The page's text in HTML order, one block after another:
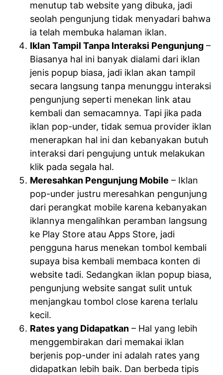
menutup tab website yang dibuka, jadi
seolah pengunjung tidak menyadari bahwa
ia telah membuka halaman iklan.
Iklan Tampil Tanpa Interaksi Pengunjung –
Biasanya hal ini banyak dialami dari iklan
jenis popup biasa, jadi iklan akan tampil
secara langsung tanpa menunggu interaksi
pengunjung seperti menekan link atau
kembali dan semacamnya. Tapi jika pada
iklan pop-under, tidak semua provider iklan
menerapkan hal ini dan kebanyakan butuh
interaksi dari pengujung untuk melakukan
klik pada segala hal.
Meresahkan Pengunjung Mobile – Iklan
pop-under justru meresahkan pengunjung
dari perangkat mobile karena kebanyakan
iklannya mengalihkan peramban langsung
ke Play Store atau Apps Store, jadi
pengguna harus menekan tombol kembali
supaya bisa kembali membaca konten di
website tadi. Sedangkan iklan popup biasa,
pengunjung website sangat sulit untuk
menjangkau tombol close karena terlalu
kecil.
Rates yang Didapatkan – Hal yang lebih
menggembirakan dari memakai iklan
berjenis pop-under ini adalah rates yang
didapatkan lebih baik. Dan berbeda tipis